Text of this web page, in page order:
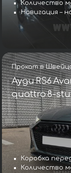
Количество
Навигация –
Прокат в
Ауди RS6
quattro 8-
Коробка
Количество